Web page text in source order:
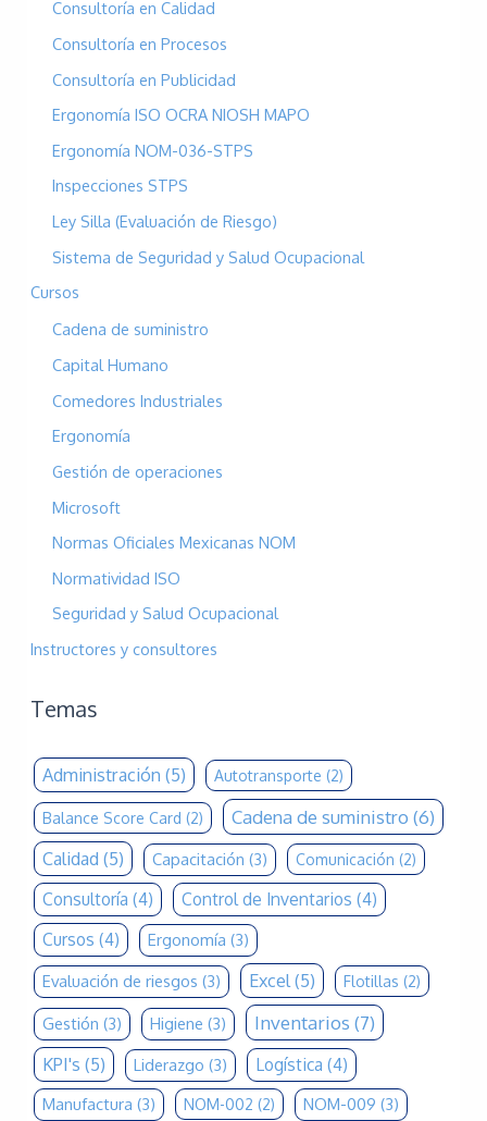
Consultoría en Calidad
Consultoría en Procesos
Consultoría en Publicidad
Ergonomía ISO OCRA NIOSH MAPO
Ergonomía NOM-036-STPS
Inspecciones STPS
Ley Silla (Evaluación de Riesgo)
Sistema de Seguridad y Salud Ocupacional
Cursos
Cadena de suministro
Capital Humano
Comedores Industriales
Ergonomía
Gestión de operaciones
Microsoft
Normas Oficiales Mexicanas NOM
Normatividad ISO
Seguridad y Salud Ocupacional
Instructores y consultores
Temas
Administración (5) Autotransporte (2)
Balance Score Card (2) Cadena de suministro (6)
Calidad (5) Capacitación (3) Comunicación (2)
Consultoría (4) Control de Inventarios (4)
Cursos (4) Ergonomía (3)
Evaluación de riesgos (3) Excel (5) Flotillas (2)
Gestión (3) Higiene (3) Inventarios (7)
KPI's (5) Liderazgo (3) Logística (4)
Manufactura (3) NOM-002 (2) NOM-009 (3)